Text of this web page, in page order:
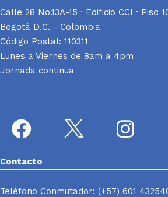
Calle 28 No.13A-15 · Edificio CCI · Piso
Bogotá D.C. - Colombia
Código Postal: 110311
Lunes a Viernes de 8am a 4pm
Jornada continua
Contacto
Teléfono Conmutador: (+57) 601